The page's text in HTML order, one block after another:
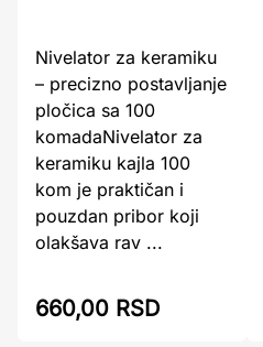
Nivelator za keramiku
– precizno postavljanje
pločica sa 100
komadaNivelator za
keramiku kajla 100
kom je praktičan i
pouzdan pribor koji
olakšava rav ...
660,00 RSD